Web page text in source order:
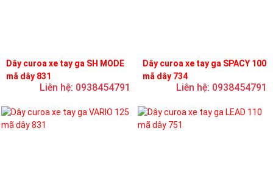
Dây curoa xe tay ga SH MODE
mã dây 831
Liên hệ: 0938454791
Dây curoa xe tay ga SPACY 100
mã dây 734
Liên hệ: 0938454791